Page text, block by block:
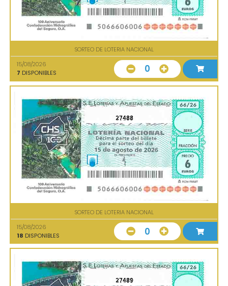
SORTEO DE LOTERIA NACIONAL
15/08/2026
7 DISPONIBLES 0
27488
SORTEO DE LOTERIA NACIONAL
15/08/2026
18 DISPONIBLES 0
27489